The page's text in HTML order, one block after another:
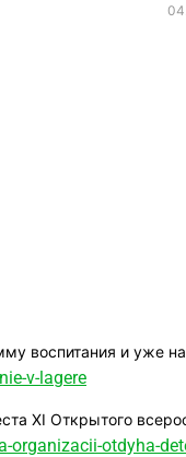
воспитания и уже
v-lagere
XI Открытого
otdyha-